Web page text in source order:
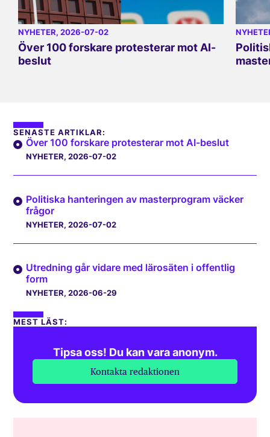
NYHETER, 2026-07-02
Över 100 forskare protesterar mot AI-
beslut
SENASTE ARTIKLAR:
Över 100 forskare protesterar mot AI-beslut
NYHETER, 2026-07-02
Politiska hanteringen av masterprogram väcker
frågor
NYHETER, 2026-07-02
Utredning går vidare med lärosäten i offentlig
form
NYHETER, 2026-06-29
MEST LÄST:
Tipsa oss! Du kan vara anonym.
Kontakta redaktionen